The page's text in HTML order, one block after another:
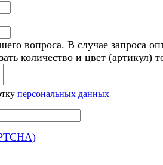
вопроса. В случае запроса
количество и цвет (артикул)
персональных данных